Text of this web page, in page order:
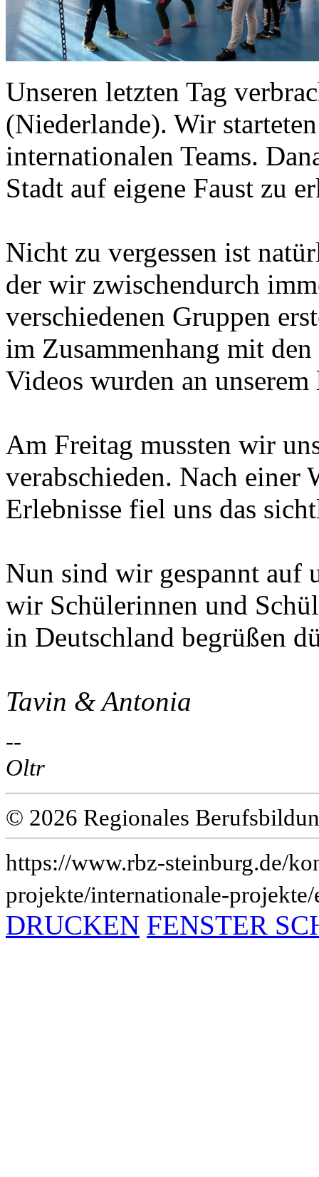
Unseren letzten Tag
(Niederlande). Wir
internationalen Teams.
Stadt auf eigene Faust zu
Nicht zu vergessen ist
der wir zwischendurch
verschiedenen Gruppen
im Zusammenhang mit
Videos wurden an
Am Freitag mussten wir
verabschieden. Nach einer
Erlebnisse fiel uns das
Nun sind wir gespannt auf
wir Schülerinnen und
in Deutschland begrüßen
Tavin & Antonia
--
Oltr
© 2026 Regionales
https://www.rbz-steinburg.de/
projekte/internationale-
DRUCKEN FENSTER